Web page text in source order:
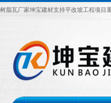
树脂瓦厂家坤宝建材支持平改坡工程项目